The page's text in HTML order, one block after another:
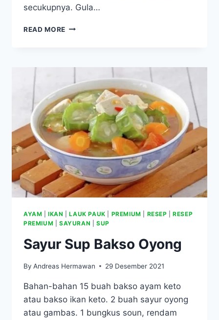
secukupnya. Gula…
READ MORE SAYUR
AYAM |IKAN |LAUK PAUK PREMIUM RESEP |RESEP
PREMIUM
SAYURAN SUP
Sayur Sup Bakso Oyong
By Andreas Hermawan 29 Desember 2021
Bahan-bahan 15 buah bakso ayam keto
atau bakso ikan keto. 2 buah sayur oyong
atau gambas. 1 bungkus soun, rendam